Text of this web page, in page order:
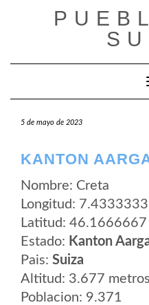
5 de mayo de 2023
KANTON
Nombre: Creta
Longitud: 7.4333333
Latitud: 46.1666667
Estado: Kanton
Pais: Suiza
Altitud: 3.677
Poblacion: 9.371